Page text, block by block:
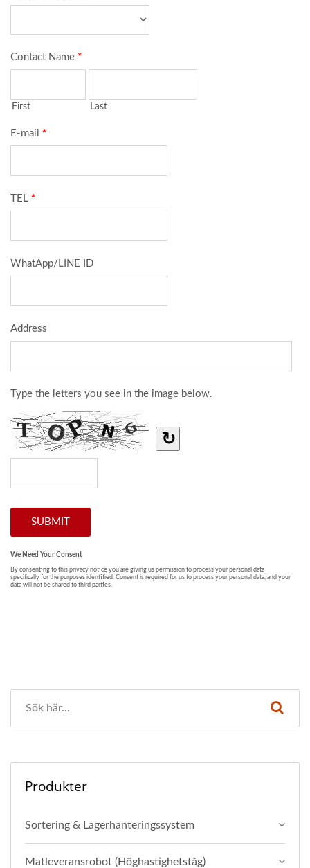
Produkter
Sortering & Lagerhanteringssystem
Matleveransrobot (Höghastighetståg)